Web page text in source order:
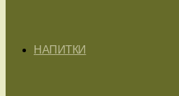
НАПИТКИ